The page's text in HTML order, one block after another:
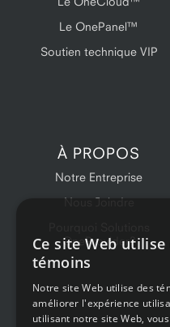
Le OnePanel™
Soutien technique VIP
À PROPOS
Notre Entreprise
Nous Joindre
OneProvider?
Ce site Web utilise
témoins
Notre site Web utilise des
améliorer l'expérience
utilisant notre site Web,